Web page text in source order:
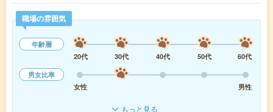
職場の雰囲気
年齢層
20代
30代 40代 50代
60代
男女比率
女性
男性
もっと見る